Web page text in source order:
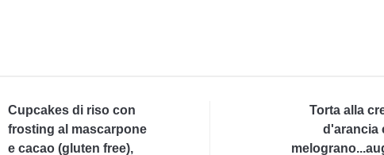
Cupcakes di riso con
frosting al mascarpone
e cacao (gluten free),
Torta alla
d'arancia